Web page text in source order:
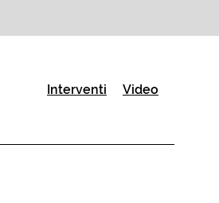
Interventi (Pagina corrente)
Video